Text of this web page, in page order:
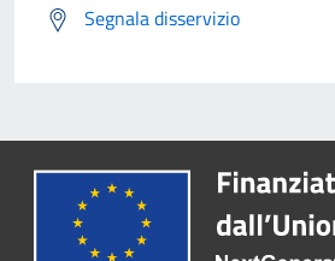
Segnala disservizio